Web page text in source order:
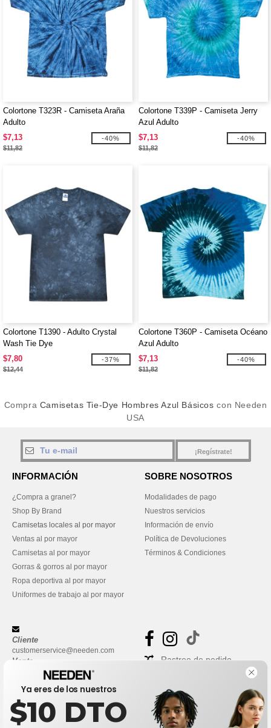
Colortone T323R - Camiseta Araña
Adulto
$7,13
$11,82
-40%
Colortone T339P - Camiseta Jerry
Azul Adulto
$7,13
$11,82
-40%
Colortone T1390 - Adulto Crystal
Wash Tie Dye
$7,80
$12,44
-37%
Colortone T360P - Camiseta Océano
Azul Adulto
$7,13
$11,82
-40%
Compra Camisetas Tie-Dye Hombres Azul Básicos con Needen
USA
¡Regístrate!
INFORMACIÓN
¿Compra a granel?
Shop By Brand
Camisetas locales al por mayor
Ventas al por mayor
Camisetas al por mayor
Gorras & gorros al por mayor
Ropa deportiva al por mayor
Uniformes de trabajo al por mayor
SOBRE NOSOTROS
Modalidades de pago
Nuestros servicios
Información de envío
Política de Devoluciones
Términos & Condiciones
Cliente
customerservice@needen.com
Venta
sales@needen.com
Rastreo de pedido
Ya eres de los nuestros
$10 DTO